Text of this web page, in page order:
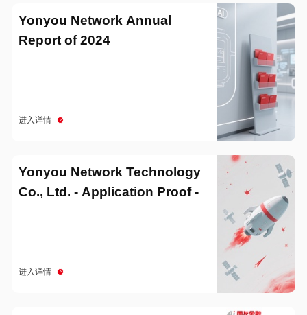
Yonyou Network Annual
Report of 2024
进入详情
Yonyou Network Technology
Co., Ltd. - Application Proof -
进入详情